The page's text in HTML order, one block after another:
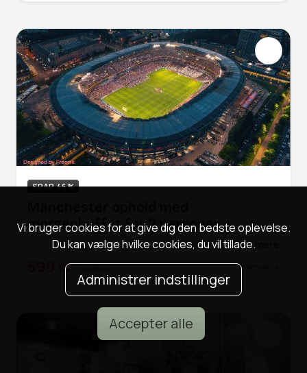
Vi bruger cookies for at give dig den bedste oplevelse.
Du kan vælge hvilke cookies, du vil tillade.
Administrer indstillinger
Accepter alle
SPAR 46%
morgenbuffet for 2 personer
Læs mere
599 kr. 1.118 kr. Annoncelink